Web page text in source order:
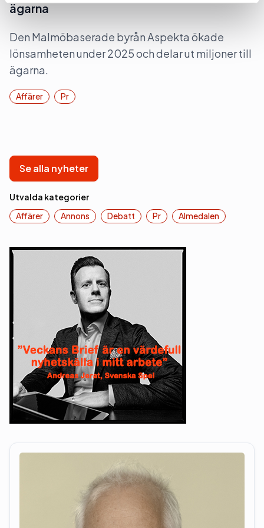
ägarna
Den Malmöbaserade byrån Aspekta ökade
lönsamheten under 2025 och delar ut miljoner till
ägarna.
Affärer Pr
Se alla nyheter
Utvalda kategorier
Affärer
Annons Debatt Pr Almedalen